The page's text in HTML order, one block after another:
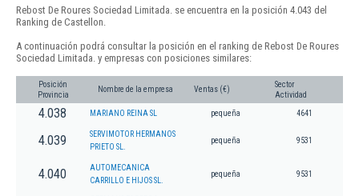
Rebost De Roures Sociedad Limitada. se encuentra en la posición 4.043 del
Ranking de Castellon.
A continuación podrá consultar la posición en el ranking de Rebost De Roures
Sociedad Limitada. y empresas con posiciones similares:
Posición
Provincia
Nombre de la empresa Ventas (€)
Sector
Actividad
4.038 MARIANO REINA SL pequeña 4641
4.039
SERVIMOTOR HERMANOS
PRIETO SL.
pequeña 9531
4.040
AUTOMECANICA
CARRILLO E HIJOS SL.
pequeña 9531